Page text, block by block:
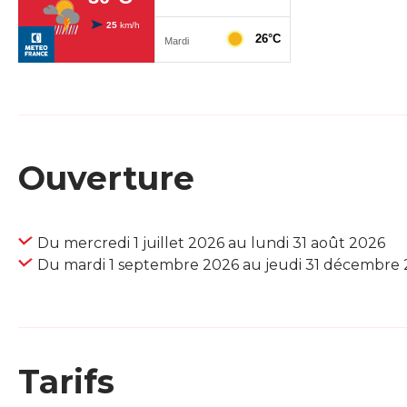
Ouverture
Du mercredi 1 juillet 2026 au lundi 31 août 2026
Du mardi 1 septembre 2026 au jeudi 31 décembre
Tarifs